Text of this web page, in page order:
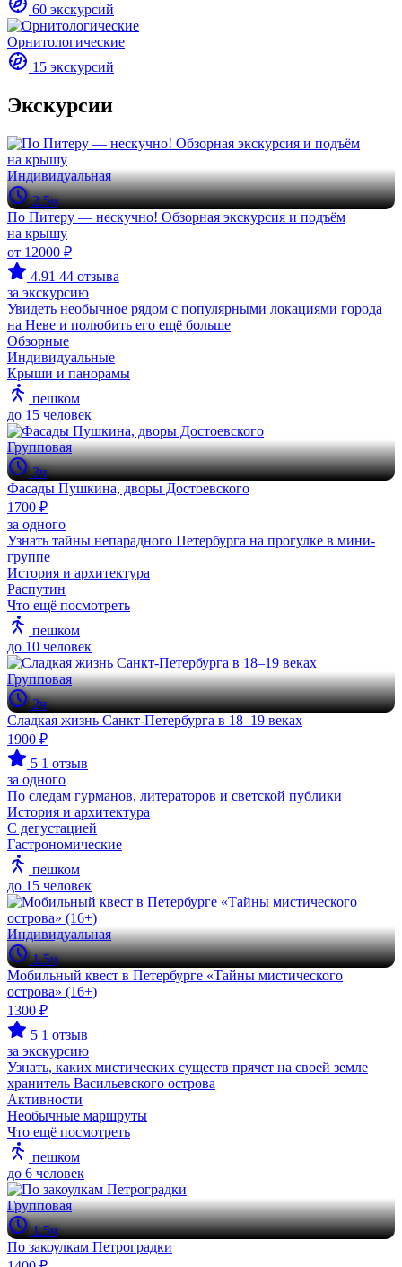
60 экскурсий
Орнитологические
15 экскурсий
Экскурсии
Индивидуальная
2.5ч
По Питеру — нескучно! Обзорная экскурсия и подъём
на крышу
от 12000 ₽
4.91 44 отзыва
за экскурсию
Увидеть необычное рядом с популярными локациями города
на Неве и полюбить его ещё больше
Обзорные
Индивидуальные
Крыши и панорамы
пешком
до 15 человек
Групповая
3ч
Фасады Пушкина, дворы Достоевского
1700 ₽
за одного
Узнать тайны непарадного Петербурга на прогулке в мини-
группе
История и архитектура
Распутин
Что ещё посмотреть
пешком
до 10 человек
Групповая
2ч
Сладкая жизнь Санкт-Петербурга в 18–19 веках
1900 ₽
5 1 отзыв
за одного
По следам гурманов, литераторов и светской публики
История и архитектура
С дегустацией
Гастрономические
пешком
до 15 человек
Индивидуальная
1.5ч
Мобильный квест в Петербурге «Тайны мистического
острова» (16+)
1300 ₽
5 1 отзыв
за экскурсию
Узнать, каких мистических существ прячет на своей земле
хранитель Васильевского острова
Активности
Необычные маршруты
Что ещё посмотреть
пешком
до 6 человек
Групповая
1.5ч
По закоулкам Петроградки